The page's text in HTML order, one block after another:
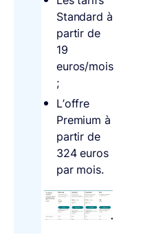
Standard à
partir de
19
euros/mois
;
L’offre
Premium à
partir de
324 euros
par mois.